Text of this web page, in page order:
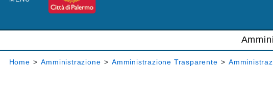
Home > Amministrazione > Amministrazione Trasparente >